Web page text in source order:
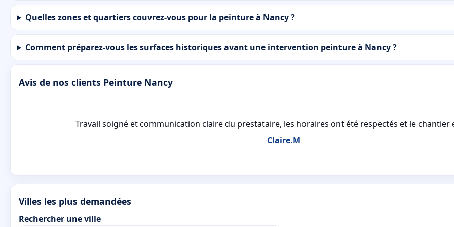
Quelles zones et quartiers couvrez-vous pour la peinture à Nancy ?
Comment préparez-vous les surfaces historiques avant une intervention peinture à Nancy ?
Avis de nos clients Peinture Nancy
Travail soigné et communication claire du prestataire, les horaires ont été respectés et le chantier
Claire.M
Villes les plus demandées
Rechercher une ville